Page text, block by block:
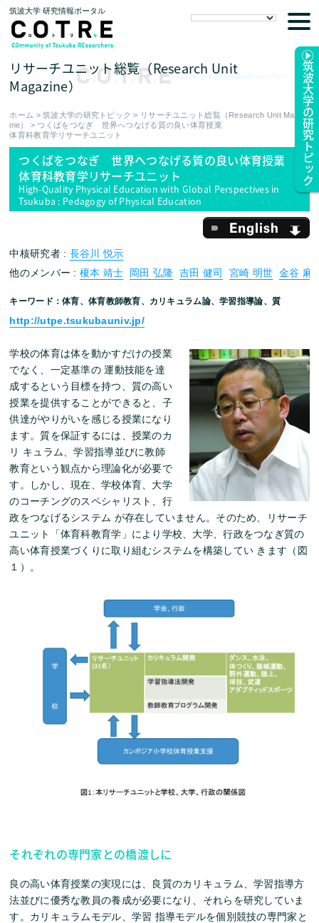
筑波大学 研究情報ポータル
リサーチユニット総覧（Research Unit
Magazine）
ホーム >筑波大学の研究トピック > リサーチユニット総覧（Research Unit Magaz
ine）
>つくばをつなぎ 世界へつなげる質の良い体育授業
体育科教育学リサーチユニット
筑波大学の研究トピック
つくばをつなぎ 世界へつなげる質の良い体育授業
体育科教育学リサーチユニット
High-Quality Physical Education with Global Perspectives in
Tsukuba : Pedagogy of Physical Education
中核研究者 : 長谷川 悦示
他のメンバー : 榎本 靖士 岡田 弘隆 吉田 健司 宮崎 明世 金谷 麻
キーワード：体育、体育教師教育、カリキュラム論、学習指導論、質
http://utpe.tsukubauniv.jp/
学校の体育は体を動かすだけの授業
でなく、一定基準の 運動技能を達
成するという目標を持つ、質の高い
授業を提供することができると、子
供達がやりがいを感じる授業になり
ます。質を保証するには、授業のカ
リ キュラム、学習指導並びに教師
教育という観点から理論化が必要で
す。しかし、現在、学校体育、大学
のコーチングのスペシャリスト、行
政をつなげるシステム が存在していません。そのため、リサーチ
ユニット「体育科教育学」により学校、大学、行政をつなぎ質の
高い体育授業づくりに取り組むシステムを構築してい きます（図
１）。
それぞれの専門家との橋渡しに
良の高い体育授業の実現には、良質のカリキュラム、学習指導方
法並びに優秀な教員の養成が必要になり、それらを研究していま
す。カリキュラムモデル、学習 指導モデルを個別競技の専門家と